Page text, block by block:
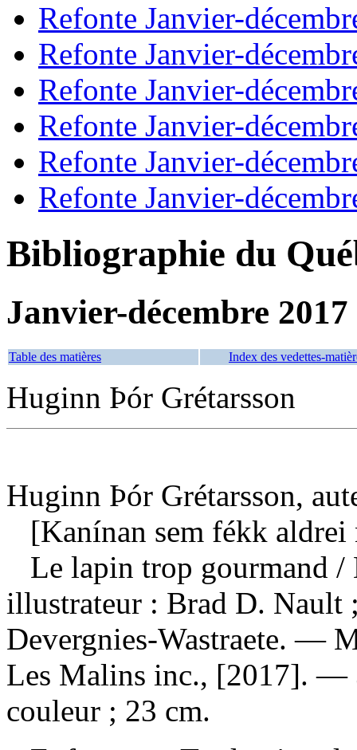
Refonte Janvier-
Refonte Janvier-
Refonte Janvier-
Refonte Janvier-
Refonte Janvier-
Refonte Janvier-
Bibliographie du
Janvier-décembre 2017
Table des matières Index des vedettes-
Huginn Þór Grétarsson
Huginn Þór Grétarsson,
[Kanínan sem fékk aldrei
Le lapin trop gourmand /
illustrateur : Brad D. Nault
Devergnies-Wastraete. —
Les Malins inc., [2017]. —
couleur ; 23 cm.